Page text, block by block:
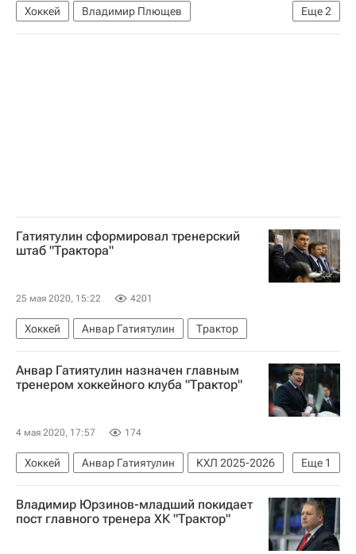
Еще2
Хоккей
Владимир Плющев
КХЛ 2025-2026
Гатиятулин сформировал тренерский
штаб "Трактора"
25 мая 2020, 15:22 4201
Хоккей Анвар Гатиятулин Трактор
Анвар Гатиятулин назначен главным
тренером хоккейного клуба "Трактор"
4 мая 2020, 17:57 174
Еще 1
Хоккей Анвар Гатиятулин
КХЛ 2025-2026
Трактор
Владимир Юрзинов-младший покидает
пост главного тренера ХК "Трактор"